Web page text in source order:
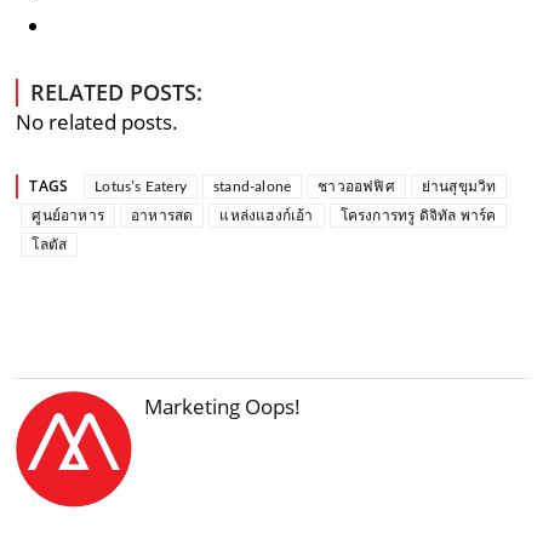
RELATED POSTS:
No related posts.
TAGS Lotus’s Eatery stand-alone ชาวออฟฟิศ
ย่านสุขุมวิท
ศูนย์อาหาร
อาหารสด แหล่งแฮงก์เอ้า
โครงการทรู ดิจิทัล พาร์ค
โลตัส
Marketing Oops!